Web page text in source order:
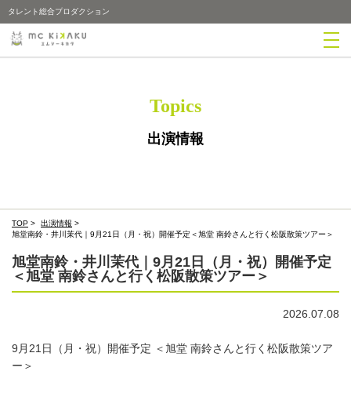
タレント総合プロダクション
Topics
出演情報
TOP > 出演情報 >
旭堂南鈴・井川茉代｜9月21日（月・祝）開催予定＜旭堂 南鈴さんと行く松阪散策ツアー＞
旭堂南鈴・井川茉代｜9月21日（月・祝）開催予定
＜旭堂 南鈴さんと行く松阪散策ツアー＞
2026.07.08
9月21日（月・祝）開催予定 ＜旭堂 南鈴さんと行く松阪散策ツア
ー＞